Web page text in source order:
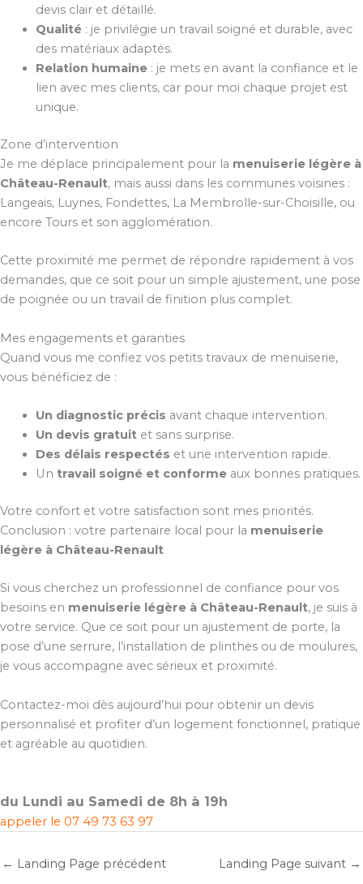
devis clair et détaillé.
Qualité: je privilégie un travail soigné et durable, avec
des matériaux adaptés.
Relation humaine: je mets en avant la confiance et le
lien avec mes clients, car pour moi chaque projet est
unique.
Zone d’intervention
Je me déplace principalement pour la menuiserie légère à
Château-Renault, mais aussi dans les communes voisines :
Langeais, Luynes, Fondettes, La Membrolle-sur-Choisille, ou
encore Tours et son agglomération.
Cette proximité me permet de répondre rapidement à vos
demandes, que ce soit pour un simple ajustement, une pose
de poignée ou un travail de finition plus complet.
Mes engagements et garanties
Quand vous me confiez vos petits travaux de menuiserie,
vous bénéficiez de :
Un diagnostic précis avant chaque intervention.
Un devis gratuitet sans surprise.
Des délais respectés et une intervention rapide.
Un travail soigné et conformeaux bonnes pratiques.
Votre confort et votre satisfaction sont mes priorités.
Conclusion : votre partenaire local pour la menuiserie
légère à Château-Renault
Si vous cherchez un professionnel de confiance pour vos
besoins en menuiserie légère à Château-Renault, je suis à
votre service. Que ce soit pour un ajustement de porte, la
pose d’une serrure, l’installation de plinthes ou de moulures,
je vous accompagne avec sérieux et proximité.
Contactez-moi dès aujourd’hui pour obtenir un devis
personnalisé et profiter d’un logement fonctionnel, pratique
et agréable au quotidien.
du Lundi au Samedi de 8h à 19h
appeler le 07 49 73 63 97
← Landing Page précédent Landing Page suivant →